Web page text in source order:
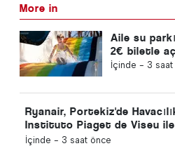
More in
Aile su
2€ biletle
İçinde - 3
Ryanair, Portekiz'de
Instituto Piaget de Viseu
kurdu
İçinde - 3 saat önce